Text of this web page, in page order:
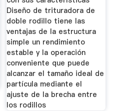
Diseño de trituradora de
doble rodillo tiene las
ventajas de la estructura
simple un rendimiento
estable y la operación
conveniente que puede
alcanzar el tamaño ideal de
partícula mediante el
ajuste de la brecha entre
los rodillos